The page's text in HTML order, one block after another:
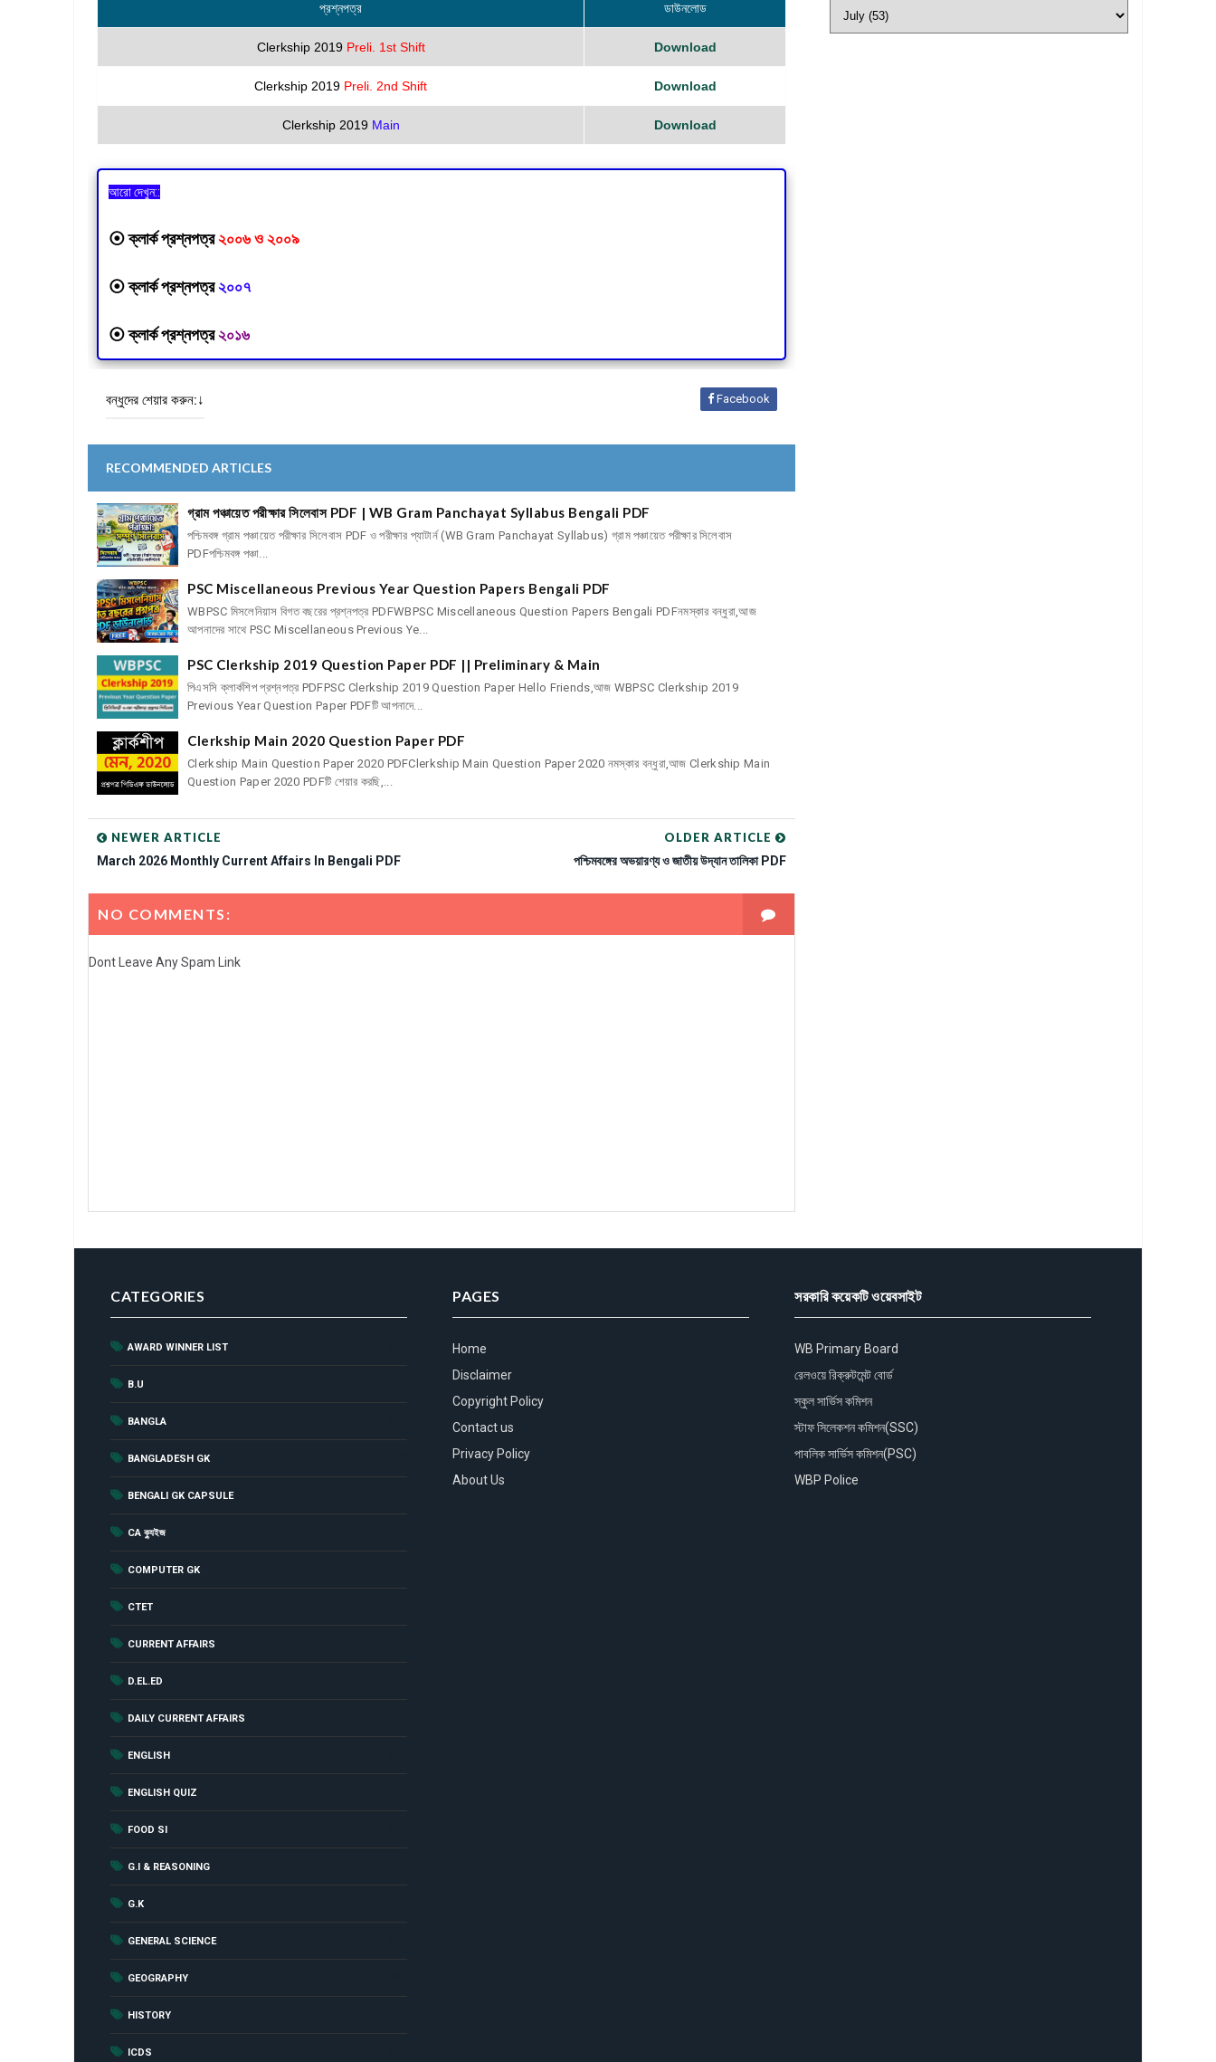
প্রশ্নপত্র ডাউনলোড
Clerkship 2019 Preli. 1st Shift Download
Clerkship 2019 Preli. 2nd Shift Download
Clerkship 2019 Main Download
আরো দেখুন::
⦿ক্লার্ক প্রশ্নপত্র২০০৬ ও ২০০৯
⦿ক্লার্ক প্রশ্নপত্র২০০৭
⦿ক্লার্ক প্রশ্নপত্র২০১৬
বন্ধুদের শেয়ার করুন:↓ Facebook
RECOMMENDED ARTICLES
গ্রাম পঞ্চায়েত পরীক্ষার সিলেবাস PDF | WB Gram Panchayat Syllabus Bengali PDF
পশ্চিমবঙ্গ গ্রাম পঞ্চায়েত পরীক্ষার সিলেবাস PDF ও পরীক্ষার প্যাটার্ন (WB Gram Panchayat Syllabus) গ্রাম পঞ্চায়েত পরীক্ষার সিলেবাস
PDFপশ্চিমবঙ্গ পঞ্চা...
PSC Miscellaneous Previous Year Question Papers Bengali PDF
WBPSC মিসলেনিয়াস বিগত বছরের প্রশ্নপত্র PDFWBPSC Miscellaneous Question Papers Bengali PDFনমস্কার বন্ধুরা,আজ
আপনাদের সাথে PSC Miscellaneous Previous Ye...
PSC Clerkship 2019 Question Paper PDF || Preliminary & Main
পিএসসি ক্লার্কশিপ প্রশ্নপত্র PDFPSC Clerkship 2019 Question Paper Hello Friends,আজ WBPSC Clerkship 2019
Previous Year Question Paper PDFটি আপনাদে...
Clerkship Main 2020 Question Paper PDF
Clerkship Main Question Paper 2020 PDFClerkship Main Question Paper 2020 নমস্কার বন্ধুরা,আজ Clerkship Main
Question Paper 2020 PDFটি শেয়ার করছি,...
NEWER ARTICLE
March 2026 Monthly Current Affairs In Bengali PDF
OLDER ARTICLE
পশ্চিমবঙ্গের অভয়ারণ্য ও জাতীয় উদ্যান তালিকা PDF
NO COMMENTS:
Dont Leave Any Spam Link
CATEGORIES
AWARD WINNER LIST
B.U
BANGLA
BANGLADESH GK
BENGALI GK CAPSULE
CA ক্যুইজ
COMPUTER GK
CTET
CURRENT AFFAIRS
D.EL.ED
DAILY CURRENT AFFAIRS
ENGLISH
ENGLISH QUIZ
FOOD SI
G.I & REASONING
G.K
GENERAL SCIENCE
GEOGRAPHY
HISTORY
ICDS
PAGES
Home
Disclaimer
Copyright Policy
Contact us
Privacy Policy
About Us
সরকারি কয়েকটি ওয়েবসাইট
WB Primary Board
রেলওয়ে রিক্রুটমেন্ট বোর্ড
স্কুল সার্ভিস কমিশন
স্টাফ সিলেকশন কমিশন(SSC)
পাবলিক সার্ভিস কমিশন(PSC)
WBP Police